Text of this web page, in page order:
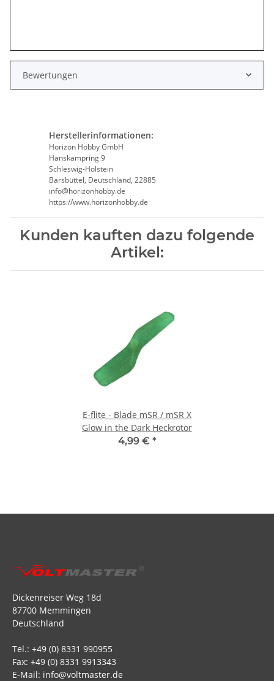
Bewertungen
Herstellerinformationen:
Horizon Hobby GmbH
Hanskampring 9
Schleswig-Holstein
Barsbüttel, Deutschland, 22885
info@horizonhobby.de
https://www.horizonhobby.de
Kunden kauften dazu folgende
Artikel:
E-flite - Blade mSR / mSR X
Glow in the Dark Heckrotor
4,99 € *
Dickenreiser Weg 18d
87700 Memmingen
Deutschland
Tel.: +49 (0) 8331 990955
Fax: +49 (0) 8331 9913343
E-Mail: info@voltmaster.de